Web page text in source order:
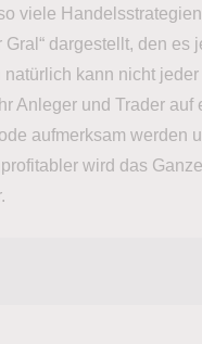
viele
dargestellt, den es
kann nicht jeder
Anleger und Trader auf
aufmerksam werden
wird das